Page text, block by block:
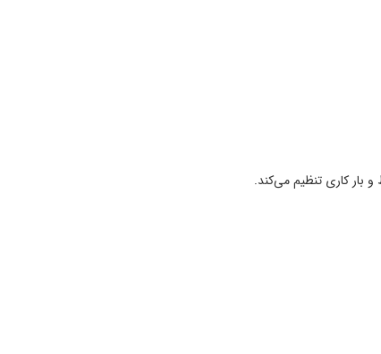
بار کاری تنظیم می‌کند.